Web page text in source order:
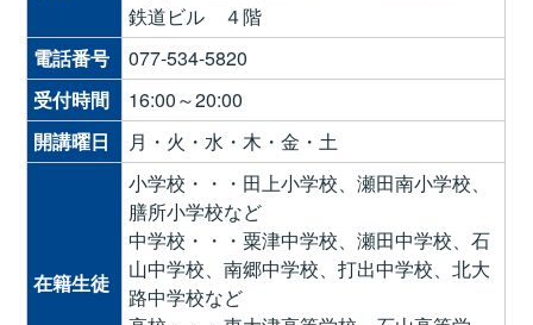
鉄道ビル ４階
電話番号
077-534-5820
受付時間
16:00～20:00
開講曜日
月・火・水・木・金・土
在籍生徒
小学校・・・田上小学校、瀬田南小学校、
膳所小学校など
中学校・・・粟津中学校、瀬田中学校、石
山中学校、南郷中学校、打出中学校、北大
路中学校など